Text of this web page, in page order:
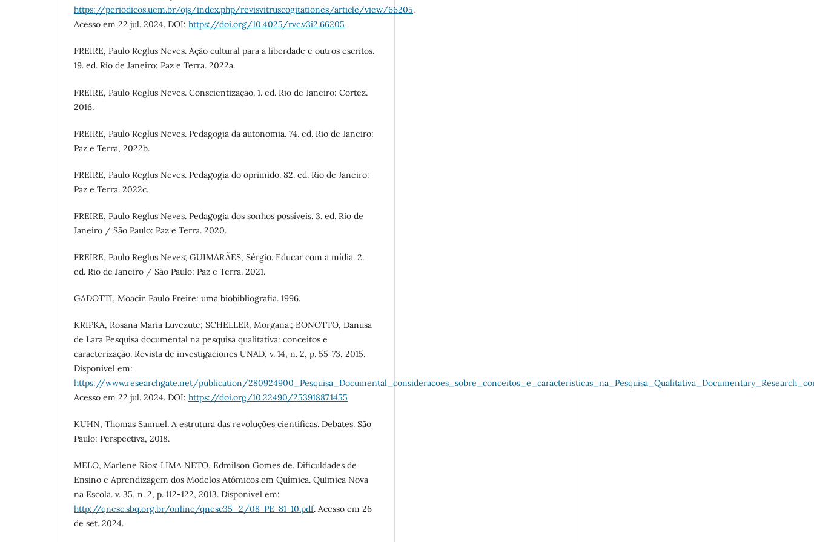
https://periodicos.uem.br/ojs/index.php/revisvitruscogitationes/article/view/66205.
Acesso em 22 jul. 2024. DOI: https://doi.org/10.4025/rvc.v3i2.66205
FREIRE, Paulo Reglus Neves. Ação cultural para a liberdade e outros escritos.
19. ed. Rio de Janeiro: Paz e Terra. 2022a.
FREIRE, Paulo Reglus Neves. Conscientização. 1. ed. Rio de Janeiro: Cortez.
2016.
FREIRE, Paulo Reglus Neves. Pedagogia da autonomia. 74. ed. Rio de Janeiro:
Paz e Terra, 2022b.
FREIRE, Paulo Reglus Neves. Pedagogia do oprimido. 82. ed. Rio de Janeiro:
Paz e Terra. 2022c.
FREIRE, Paulo Reglus Neves. Pedagogia dos sonhos possíveis. 3. ed. Rio de
Janeiro / São Paulo: Paz e Terra. 2020.
FREIRE, Paulo Reglus Neves; GUIMARÃES, Sérgio. Educar com a mídia. 2.
ed. Rio de Janeiro / São Paulo: Paz e Terra. 2021.
GADOTTI, Moacir. Paulo Freire: uma biobibliografia. 1996.
KRIPKA, Rosana Maria Luvezute; SCHELLER, Morgana.; BONOTTO, Danusa
de Lara Pesquisa documental na pesquisa qualitativa: conceitos e
caracterização. Revista de investigaciones UNAD, v. 14, n. 2, p. 55-73, 2015.
Disponível em:
https://www.researchgate.net/publication/
Acesso em 22 jul. 2024. DOI: https://doi.org/10.22490/25391887.1455
KUHN, Thomas Samuel. A estrutura das revoluções científicas. Debates. São
Paulo: Perspectiva, 2018.
MELO, Marlene Rios; LIMA NETO, Edmilson Gomes de. Dificuldades de
Ensino e Aprendizagem dos Modelos Atômicos em Química. Química Nova
na Escola. v. 35, n. 2, p. 112-122, 2013. Disponível em:
http://qnesc.sbq.org.br/online/qnesc35_2/08-PE-81-10.pdf. Acesso em 26
de set. 2024.